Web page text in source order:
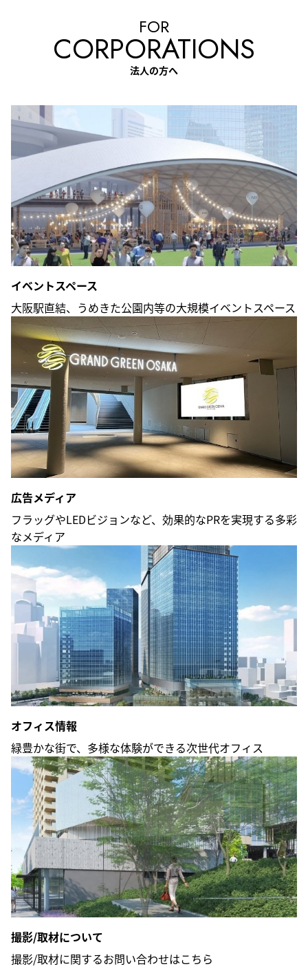
FOR
CORPORATIONS
法人の方へ
イベントスペース
大阪駅直結、うめきた公園内等の大規模イベントスペース
広告メディア
フラッグやLEDビジョンなど、効果的なPRを実現する多彩
なメディア
オフィス情報
緑豊かな街で、多様な体験ができる次世代オフィス
撮影/取材について
撮影/取材に関するお問い合わせはこちら